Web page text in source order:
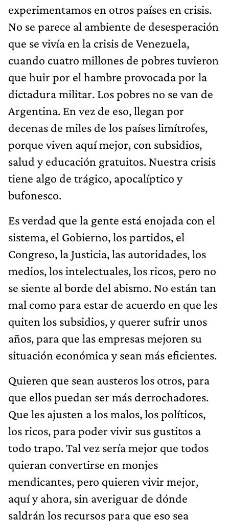
experimentamos en otros países en crisis.
No se parece al ambiente de desesperación
que se vivía en la crisis de Venezuela,
cuando cuatro millones de pobres tuvieron
que huir por el hambre provocada por la
dictadura militar. Los pobres no se van de
Argentina. En vez de eso, llegan por
decenas de miles de los países limítrofes,
porque viven aquí mejor, con subsidios,
salud y educación gratuitos. Nuestra crisis
tiene algo de trágico, apocalíptico y
bufonesco.
Es verdad que la gente está enojada con el
sistema, el Gobierno, los partidos, el
Congreso, la Justicia, las autoridades, los
medios, los intelectuales, los ricos, pero no
se siente al borde del abismo. No están tan
mal como para estar de acuerdo en que les
quiten los subsidios, y querer sufrir unos
años, para que las empresas mejoren su
situación económica y sean más eficientes.
Quieren que sean austeros los otros, para
que ellos puedan ser más derrochadores.
Que les ajusten a los malos, los políticos,
los ricos, para poder vivir sus gustitos a
todo trapo. Tal vez sería mejor que todos
quieran convertirse en monjes
mendicantes, pero quieren vivir mejor,
aquí y ahora, sin averiguar de dónde
saldrán los recursos para que eso sea